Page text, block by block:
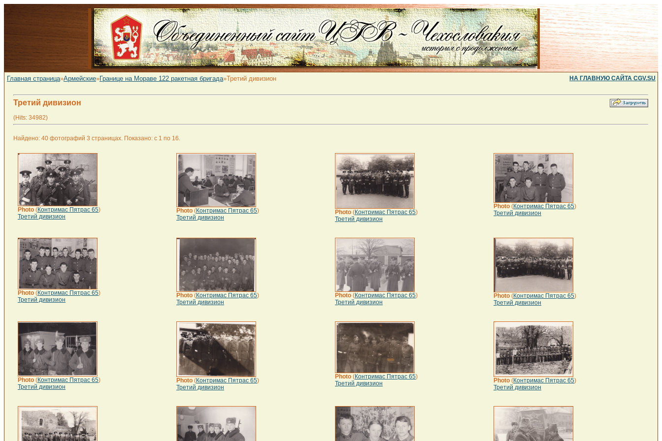
Главная страница»Армейские»Границе на Мораве 122 ракетная бригада»Третий дивизион НА ГЛАВНУЮ САЙТА CGV.SU
Третий дивизион
(Hits: 34982)
Найдено: 40 фотографий 3 страницах. Показано: с 1 по 16.
Photo (Контримас Пятрас 65)
Третий дивизион
Photo (Контримас Пятрас 65)
Третий дивизион
Photo (Контримас Пятрас 65)
Третий дивизион
Photo (Контримас Пятрас 65)
Третий дивизион
Photo (Контримас Пятрас 65)
Третий дивизион
Photo (Контримас Пятрас 65)
Третий дивизион
Photo (Контримас Пятрас 65)
Третий дивизион
Photo (Контримас Пятрас 65)
Третий дивизион
Photo (Контримас Пятрас 65)
Третий дивизион
Photo (Контримас Пятрас 65)
Третий дивизион
Photo (Контримас Пятрас 65)
Третий дивизион
Photo (Контримас Пятрас 65)
Третий дивизион